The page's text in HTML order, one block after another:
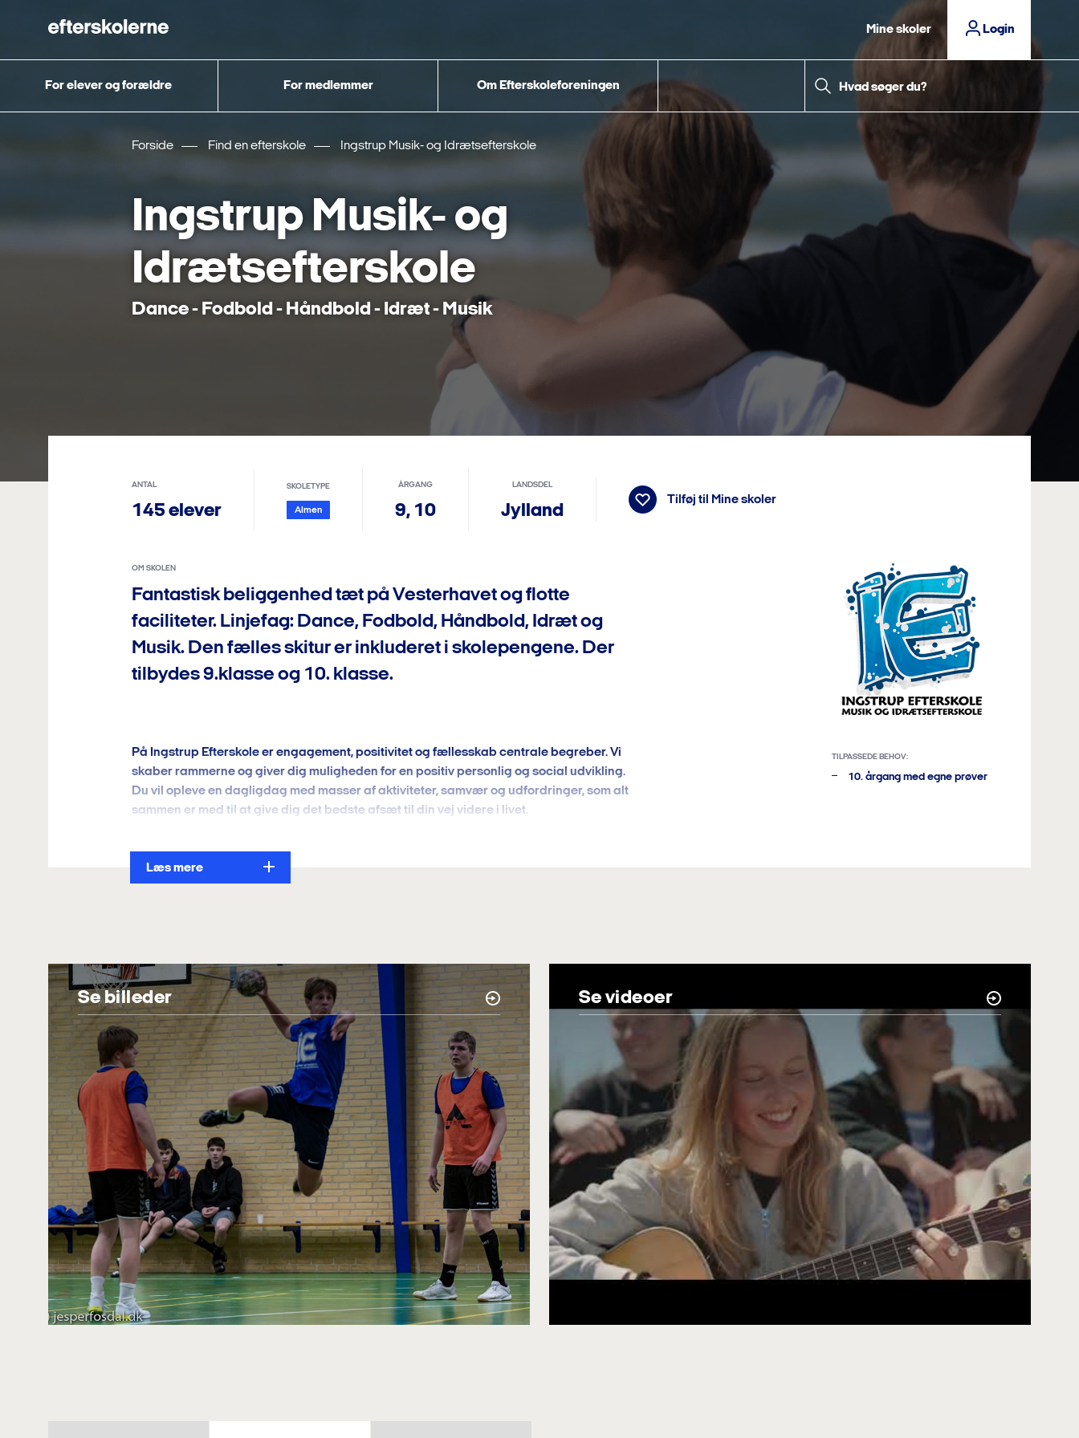
Mine skoler Login
For elever og forældre For medlemmer Om Efterskoleforeningen Hvad søger du?
Forside Find en efterskole Ingstrup Musik- og Idrætsefterskole
Ingstrup Musik- og
Idrætsefterskole
Dance - Fodbold - Håndbold - Idræt - Musik
ANTAL
145 elever
SKOLETYPE
Almen
ÅRGANG
9, 10
LANDSDEL
Jylland
Tilføj til Mine skoler
OM SKOLEN
Fantastisk beliggenhed tæt på Vesterhavet og flotte
faciliteter. Linjefag: Dance, Fodbold, Håndbold, Idræt og
Musik. Den fælles skitur er inkluderet i skolepengene. Der
tilbydes 9.klasse og 10. klasse.
På Ingstrup Efterskole er engagement, positivitet og fællesskab centrale begreber. Vi
skaber rammerne og giver dig muligheden for en positiv personlig og social udvikling.
Du vil opleve en dagligdag med masser af aktiviteter, samvær og udfordringer, som alt
sammen er med til at give dig det bedste afsæt til din vej videre i livet.
Alle elever skal – foruden de boglige fag - vælge et linjefag og evt. valgfag.
Året afsluttes med folkeskolens afgangsprøver FSA og FS10.
Fra august-december: Undervisning i dansk, engelsk, tysk og samfundsfag.
Fra januar til juni: Undervisning i dansk, matematik, idræt og naturfagene
Der fokuseres på færre fag ad gangen, hvilket giver mulighed for fordybelse og øger det
faglige fokus.
10. klasse
Vi prioriterer de boglige fag højt, og tilbyder en god og alsidig undervisning af dygtige og
engagerede undervisere. Vi har en afvekslende og struktureret hverdag med en blanding af
obligatoriske fag, linjefag og valgfag.
De obligatoriske fag er dansk, matematik, engelsk, fællestimer med historie, kristendom og
samfundsfag.
SPOR: Naturen rundt, Global connect, SPOR(T) mere end bevægelse, Mit SPOR
Linjefag:
Dance, fodbold, håndbold, idræt og musik - niveaudelt efter evne og elevsammensætning.
TILPASSEDE BEHOV:
10. årgang med egne prøver
Læs mere
Se billeder Se videoer